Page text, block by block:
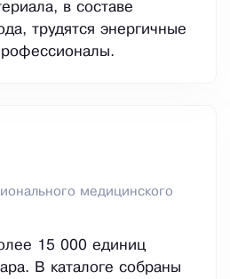
в составе
трудятся энергичные
медицинского
15 000 единиц
В каталоге собраны